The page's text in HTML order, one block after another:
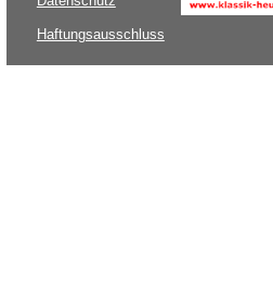
Haftungsausschluss